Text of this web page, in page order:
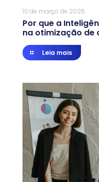
10 de março de 2026
Por que a
na otimização de
Leia mais